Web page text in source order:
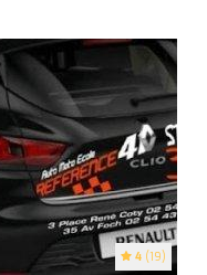
4 (19)